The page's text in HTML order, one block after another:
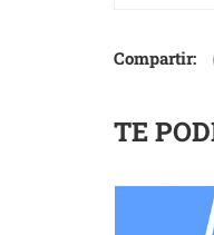
Compartir:
TE